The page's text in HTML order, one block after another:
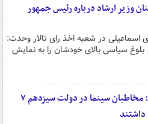
وزیر ارشاد درباره رئیس جمهور
اسماعیلی در شعبه اخذ رای تالار وحدت:
سیاسی بالای خودشان را به نمایش
اسماعیلی: مخاطبان سینما در دولت سیزدهم ۷